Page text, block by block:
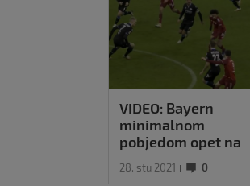
VIDEO: Bayern
minimalnom
pobjedom opet na
28. stu 2021 0